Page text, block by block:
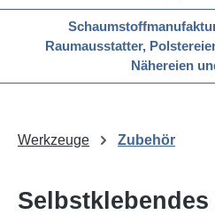
Raumausstatter,
Nähereien
Werkzeuge Zubehör
Selbstklebendes